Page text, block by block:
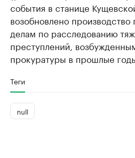
события в станице
возобновлено производство
делам по расследованию
преступлений,
прокуратуры в прошлые
Теги
null